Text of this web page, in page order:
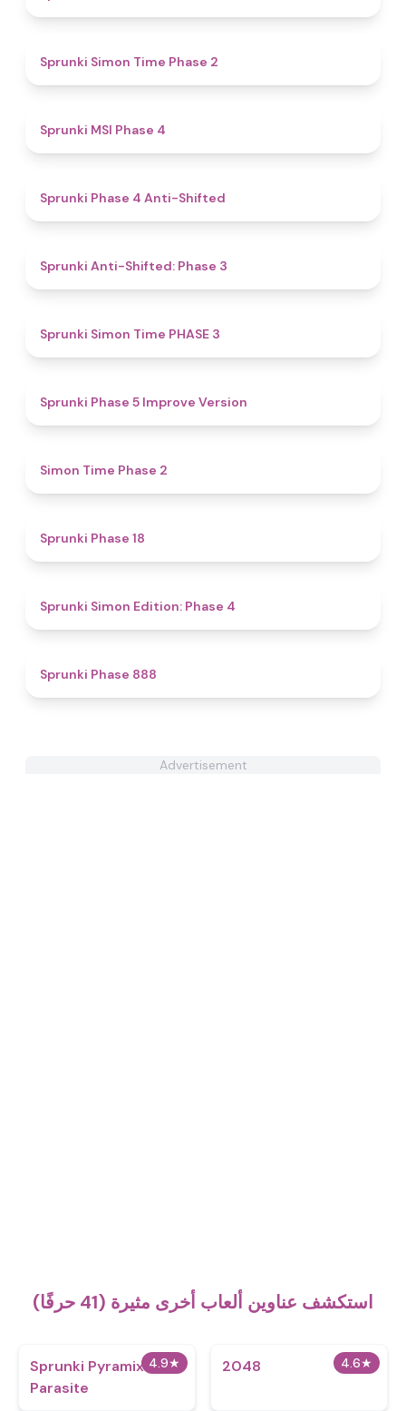
Sprunki Simon Time Phase 2
Sprunki MSI Phase 4
Sprunki Phase 4 Anti-Shifted
Sprunki Anti-Shifted: Phase 3
Sprunki Simon Time PHASE 3
Sprunki Phase 5 Improve Version
Simon Time Phase 2
Sprunki Phase 18
Sprunki Simon Edition: Phase 4
Sprunki Phase 888
Advertisement
استكشف عناوين ألعاب أخرى مثيرة (41 حرفًا)
4.9★
Sprunki Pyramixed
Parasite
4.6★
2048